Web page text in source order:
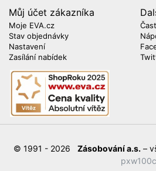
Můj účet zákazníka
Moje EVA.cz
Stav objednávky
Nastavení
Zasílání nabídek
© 1991 - 2026 Zásobování a.s. –
pxw100c